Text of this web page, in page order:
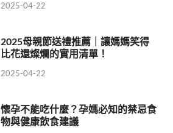
2025-04-22
2025母親節送禮推薦｜讓媽媽笑得
比花還燦爛的實用清單！
2025-04-22
懷孕不能吃什麼？孕媽必知的禁忌食
物與健康飲食建議